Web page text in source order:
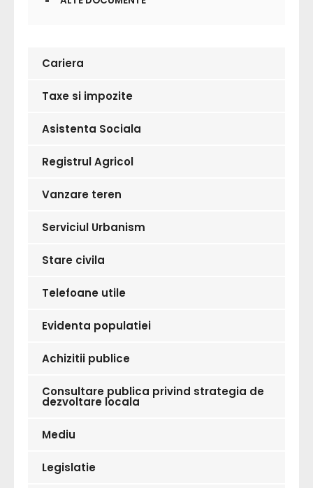
Cariera
Taxe si impozite
Asistenta Sociala
Registrul Agricol
Vanzare teren
Serviciul Urbanism
Stare civila
Telefoane utile
Evidenta populatiei
Achizitii publice
Consultare publica privind strategia de
dezvoltare locala
Mediu
Legislatie